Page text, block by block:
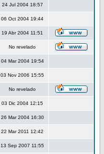
24 Jul 2004 18:57
06 Oct 2004 19:44
19 Abr 2004 11:51
No revelado
04 Mar 2004 19:54
03 Nov 2006 15:55
No revelado
03 Dic 2004 12:15
26 Mar 2004 16:30
22 Mar 2011 12:42
13 Sep 2007 11:55